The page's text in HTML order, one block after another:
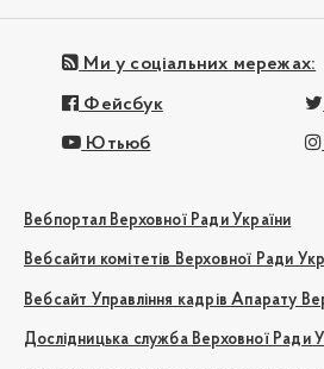
Ми у соціальних мережах:
Фейсбук
Ютьюб
Вебпортал Верховної Ради України
Вебсайти комітетів Верховної Ради
Вебсайт Управління кадрів Апарату
Дослідницька служба Верховної Ради